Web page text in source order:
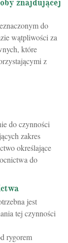
znajdującej
do
wątpliwości za
które
z
do czynności
zakres
określające
do
jest
tej czynności
rygorem